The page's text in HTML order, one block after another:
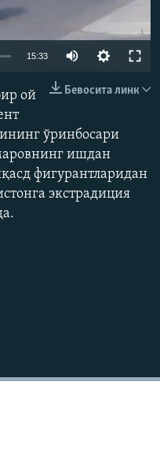
15:33
Бевосита линк
ой
ўринбосари
ишдан
фигурантларидан
экстрадиция